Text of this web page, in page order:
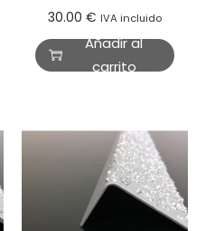
30.00 € IVA incluido
Añadir al
carrito